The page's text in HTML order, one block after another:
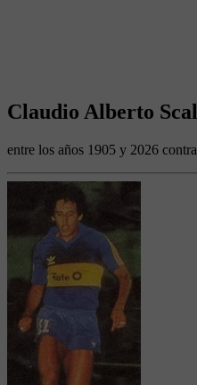
Claudio Alberto
entre los años 1905 y 2026